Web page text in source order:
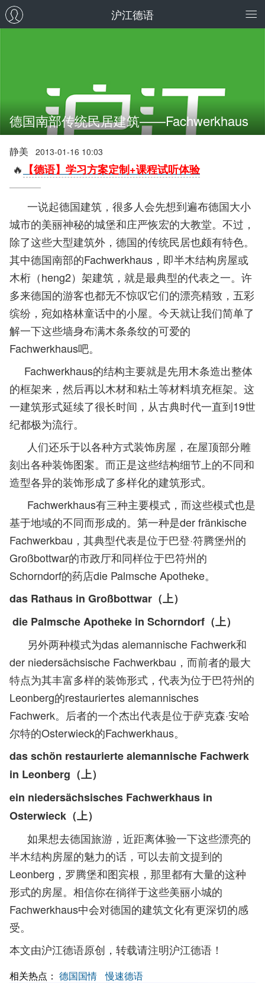
沪江德语
德国南部传统民居建筑——Fachwerkhaus
静美 2013-01-16 10:03
🔥 【德语】学习方案定制+课程试听体验
一说起德国建筑，很多人会先想到遍布德国大小
城市的美丽神秘的城堡和庄严恢宏的大教堂。不过，
除了这些大型建筑外，德国的传统民居也颇有特色。
其中德国南部的Fachwerkhaus，即半木结构房屋或
木桁（heng2）架建筑，就是最典型的代表之一。许
多来德国的游客也都无不惊叹它们的漂亮精致，五彩
缤纷，宛如格林童话中的小屋。今天就让我们简单了
解一下这些墙身布满木条条纹的可爱的
Fachwerkhaus吧。
Fachwerkhaus的结构主要就是先用木条造出整体
的框架来，然后再以木材和粘土等材料填充框架。这
一建筑形式延续了很长时间，从古典时代一直到19世
纪都极为流行。
人们还乐于以各种方式装饰房屋，在屋顶部分雕
刻出各种装饰图案。而正是这些结构细节上的不同和
造型各异的装饰形成了多样化的建筑形式。
Fachwerkhaus有三种主要模式，而这些模式也是
基于地域的不同而形成的。第一种是der fränkische
Fachwerkbau，其典型代表是位于巴登·符腾堡州的
Großbottwar的市政厅和同样位于巴符州的
Schorndorf的药店die Palmsche Apotheke。
das Rathaus in Großbottwar（上）
die Palmsche Apotheke in Schorndorf （上）
另外两种模式为das alemannische Fachwerk和
der niedersächsische Fachwerkbau，而前者的最大
特点为其丰富多样的装饰形式，代表为位于巴符州的
Leonberg的restauriertes alemannisches
Fachwerk。后者的一个杰出代表是位于萨克森·安哈
尔特的Osterwieck的Fachwerkhaus。
das schön restaurierte alemannische Fachwerk
in Leonberg（上）
ein niedersächsisches Fachwerkhaus in
Osterwieck（上）
如果想去德国旅游，近距离体验一下这些漂亮的
半木结构房屋的魅力的话，可以去前文提到的
Leonberg，罗腾堡和图宾根，那里都有大量的这种
形式的房屋。相信你在徜徉于这些美丽小城的
Fachwerkhaus中会对德国的建筑文化有更深切的感
受。
本文由沪江德语原创，转载请注明沪江德语！
相关热点： 德国国情 慢速德语